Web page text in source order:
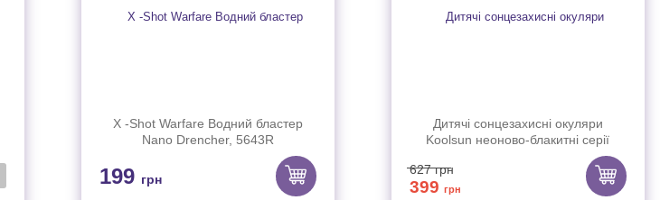
X -Shot Warfare Водний бластер
Nano Drencher, 5643R
199 грн
Дитячі сонцезахисні окуляри
Koolsun неоново-блакитні серії
627грн
399 грн